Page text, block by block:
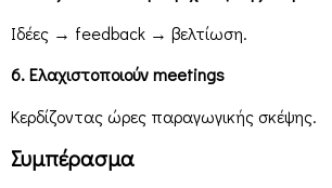
Ιδέες → feedback → βελτίωση.
6. Ελαχιστοποιούν meetings
Κερδίζοντας ώρες παραγωγικής σκέψης.
Συμπέρασμα